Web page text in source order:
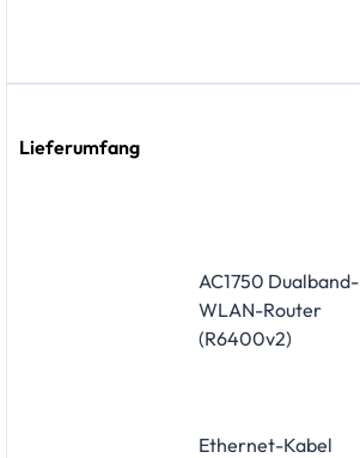
Lieferumfang
AC1750 Dualband-
WLAN-Router
(R6400v2)
Ethernet-Kabel